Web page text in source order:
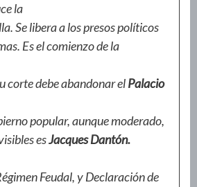
la
Se libera a los presos políticos
Es el comienzo de la
corte debe abandonar elPalacio
popular, aunque moderado,
esJacques Dantón.
Feudal, y Declaración de